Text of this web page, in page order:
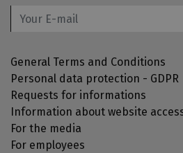
General Terms and Conditions
Personal data protection - GDPR
Requests for informations
Information about website
For the media
For employees